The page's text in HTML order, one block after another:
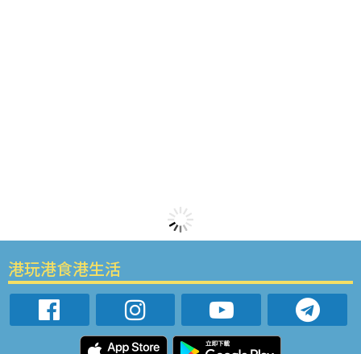
港玩港食港生活